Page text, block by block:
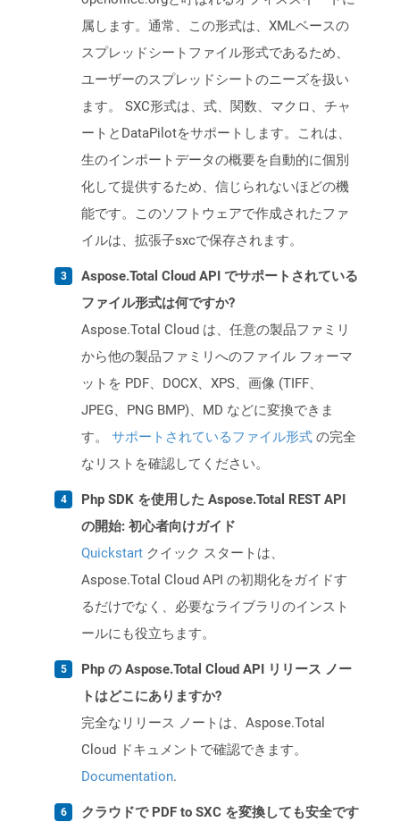
属します。通常、この形式は、XMLベースの
スプレッドシートファイル形式であるため、
ユーザーのスプレッドシートのニーズを扱い
ます。 SXC形式は、式、関数、マクロ、チャ
ートとDataPilotをサポートします。これは、
生のインポートデータの概要を自動的に個別
化して提供するため、信じられないほどの機
能です。このソフトウェアで作成されたファ
イルは、拡張子sxcで保存されます。
Aspose.Total Cloud API でサポートされている
ファイル形式は何ですか?
Aspose.Total Cloud は、任意の製品ファミリ
から他の製品ファミリへのファイル フォーマ
ットを PDF、DOCX、XPS、画像 (TIFF、
JPEG、PNG BMP)、MD などに変換できま
す。 サポートされているファイル形式 の完全
なリストを確認してください。
Php SDK を使用した Aspose.Total REST API
の開始: 初心者向けガイド
Quickstart クイック スタートは、
Aspose.Total Cloud API の初期化をガイドす
るだけでなく、必要なライブラリのインスト
ールにも役立ちます。
Php の Aspose.Total Cloud API リリース ノー
トはどこにありますか?
完全なリリース ノートは、Aspose.Total
Cloud ドキュメントで確認できます。
Documentation.
クラウドで PDF to SXC を変換しても安全です